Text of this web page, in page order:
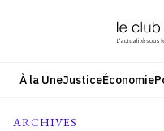
À la UneJusticeÉconomie
ARCHIVES